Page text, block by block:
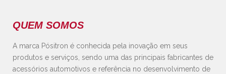
QUEM SOMOS
A marca Pósitron é conhecida pela inovação em seus
produtos e serviços, sendo uma das principais fabricantes de
acessórios automotivos e referência no desenvolvimento de